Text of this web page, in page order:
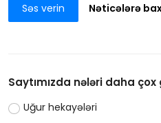
Səs verin Nəticələrə
Saytımızda nələri daha
Uğur hekayələri